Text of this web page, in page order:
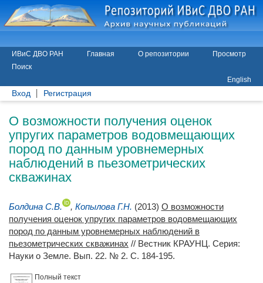
ИВиС ДВО РАН Главная О репозитории
Просмотр
Поиск
English
Вход Регистрация
О возможности получения оценок
упругих параметров водовмещающих
пород по данным уровнемерных
наблюдений в пьезометрических
скважинах
Болдина С.В. , Копылова Г.Н. (2013) О возможности
получения оценок упругих параметров водовмещающих
пород по данным уровнемерных наблюдений в
пьезометрических скважинах // Вестник КРАУНЦ. Серия:
Науки о Земле. Вып. 22. № 2. С. 184-195.
Полный текст